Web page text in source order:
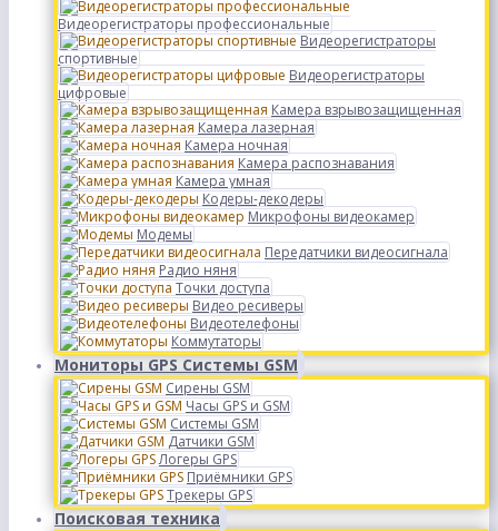
Видеорегистраторы профессиональные
Видеорегистраторы
спортивные
Видеорегистраторы
цифровые
Камера взрывозащищенная
Камера лазерная
Камера ночная
Камера распознавания
Камера умная
Кодеры-декодеры
Микрофоны видеокамер
Модемы
Передатчики видеосигнала
Радио няня
Точки доступа
Видео ресиверы
Видеотелефоны
Коммутаторы
Мониторы GPS Системы GSM
Сирены GSM
Часы GPS и GSM
Системы GSM
Датчики GSM
Логеры GPS
Приёмники GPS
Трекеры GPS
Поисковая техника